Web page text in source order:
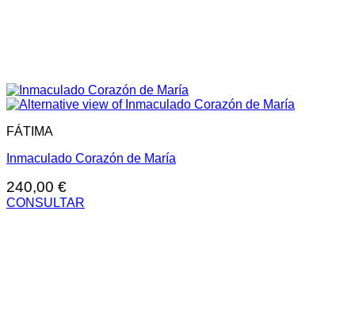
FÁTIMA
Inmaculado Corazón de María
240,00 €
CONSULTAR